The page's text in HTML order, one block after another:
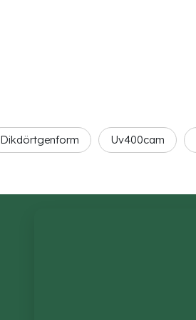
Dikdörtgenform Uv400cam